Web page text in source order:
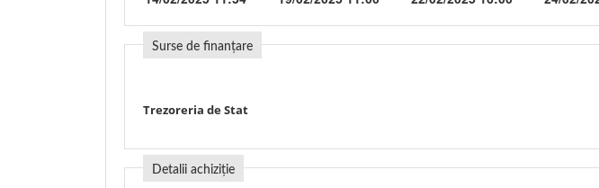
Surse de finanțare
Trezoreria de Stat
Detalii achiziție